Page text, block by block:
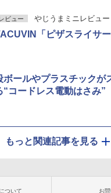
ビュー やじうまミニレビュー
「ピザスライサー
ボールやプラスチックが
“コードレス電動はさみ”
もっと関連記事を見る
ついて お